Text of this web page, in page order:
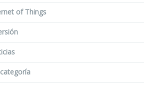
of Things